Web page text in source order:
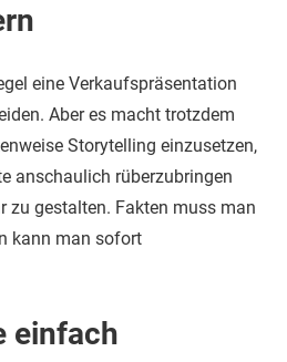
eine Verkaufspräsentation
Aber es macht trotzdem
Storytelling einzusetzen,
anschaulich rüberzubringen
zu gestalten. Fakten muss man
kann man sofort
einfach